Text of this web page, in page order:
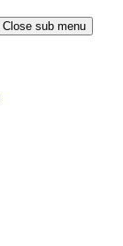
Close sub menu